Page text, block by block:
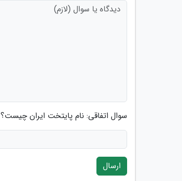
سوال اتفاقی: نام پایتخت ایران چیست؟
ارسال